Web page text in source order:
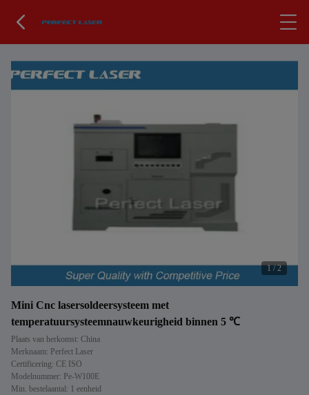
1/2
Mini Cnc lasersoldeersysteem met
temperatuursysteemnauwkeurigheid binnen 5 ℃
Plaats van herkomst: China
Merknaam: Perfect Laser
Certificering: CE ISO
Modelnummer: Pe-W100E
Min. bestelaantal: 1 eenheid